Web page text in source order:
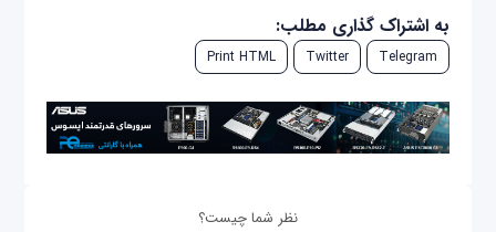
به اشتراک گذاری مطلب:
Telegram
Twitter
Print HTML
نظر شما چیست؟